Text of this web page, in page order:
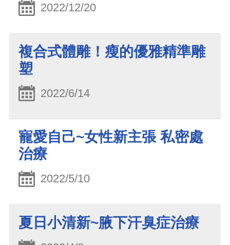
2022/12/20
複合式體雕！瘦的優雅精準雕
塑
2022/6/14
寵愛自己~女性新主張 私密處
治療
2022/5/10
夏日小清新~腋下汗臭症治療